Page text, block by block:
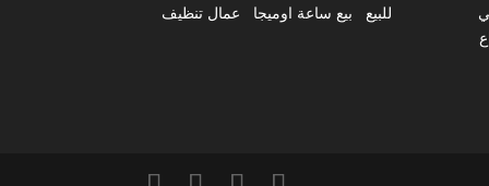
للبيع
بيع ساعة اوميجا عمال تنظيف